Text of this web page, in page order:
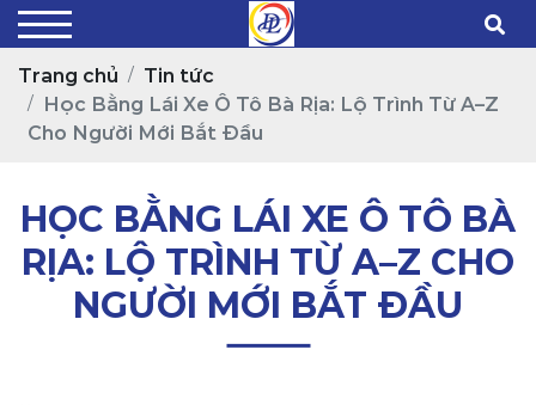
Trang chủ
Tin tức
Học Bằng Lái Xe Ô Tô Bà Rịa: Lộ Trình Từ A–Z
Cho Người Mới Bắt Đầu
HỌC BẰNG LÁI XE Ô TÔ BÀ
RỊA: LỘ TRÌNH TỪ A–Z CHO
NGƯỜI MỚI BẮT ĐẦU